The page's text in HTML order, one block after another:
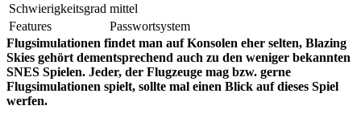
Schwierigkeitsgrad mittel
Features
Passwortsystem
Flugsimulationen findet man auf Konsolen eher selten, Blazing
Skies gehört dementsprechend auch zu den weniger bekannten
SNES Spielen. Jeder, der Flugzeuge mag bzw. gerne
Flugsimulationen spielt, sollte mal einen Blick auf dieses Spiel
werfen.